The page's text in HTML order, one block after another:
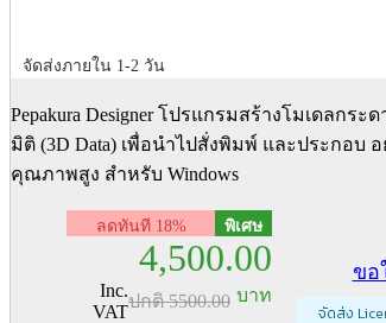
จัดส่งภายใน 1-2 วัน
Pepakura Designer โปรแกรมสร้างโมเดลกร
มิติ (3D Data) เพื่อนำไปสั่งพิมพ์ และประกอบ อ
คุณภาพสูง สำหรับ Windows
พิเศษ
ลดทันที 18%
4,500.00
บาท
ปกติ5500.00
Inc.
VAT
ขอ
จัดส่ง